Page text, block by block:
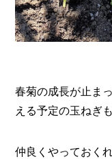
春菊の成長が止ま
える予定の玉ねぎ
仲良くやっておくれ